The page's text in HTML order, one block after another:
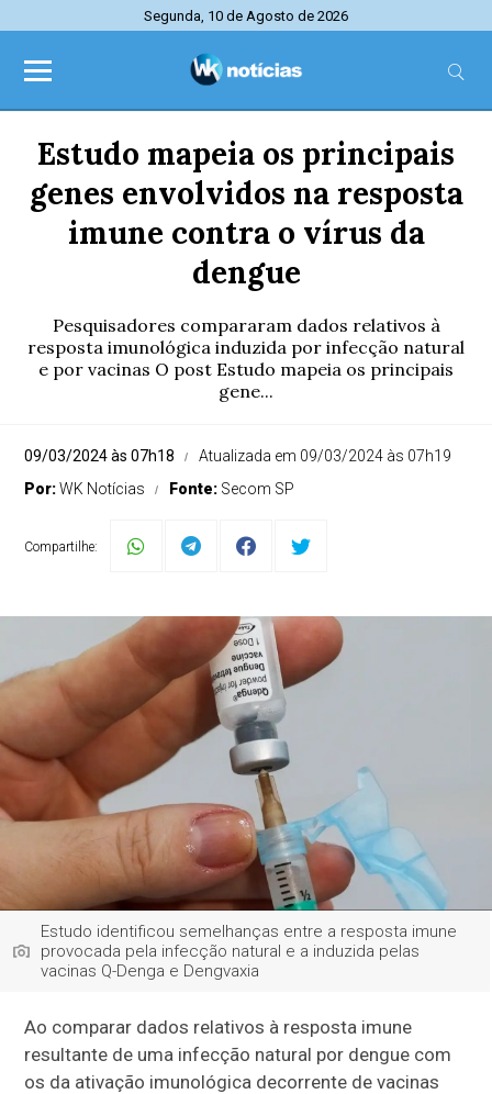
Segunda, 10 de Agosto de 2026
Estudo mapeia os principais
genes envolvidos na resposta
imune contra o vírus da
dengue
Pesquisadores compararam dados relativos à
resposta imunológica induzida por infecção natural
e por vacinas O post Estudo mapeia os principais
gene...
09/03/2024 às 07h18
Atualizada em 09/03/2024 às 07h19
Por:WK Notícias Fonte: Secom SP
Compartilhe:
Estudo identificou semelhanças entre a resposta imune
provocada pela infecção natural e a induzida pelas
vacinas Q-Denga e Dengvaxia
Ao comparar dados relativos à resposta imune
resultante de uma infecção natural por dengue com
os da ativação imunológica decorrente de vacinas